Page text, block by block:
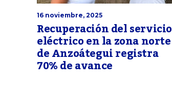
16 noviembre, 2025
Recuperación del servicio
eléctrico en la zona norte
de Anzoátegui registra
70% de avance